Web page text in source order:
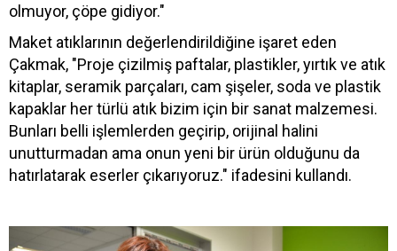
olmuyor, çöpe gidiyor."
Maket atıklarının değerlendirildiğine işaret eden
Çakmak, "Proje çizilmiş paftalar, plastikler, yırtık ve atık
kitaplar, seramik parçaları, cam şişeler, soda ve plastik
kapaklar her türlü atık bizim için bir sanat malzemesi.
Bunları belli işlemlerden geçirip, orijinal halini
unutturmadan ama onun yeni bir ürün olduğunu da
hatırlatarak eserler çıkarıyoruz." ifadesini kullandı.